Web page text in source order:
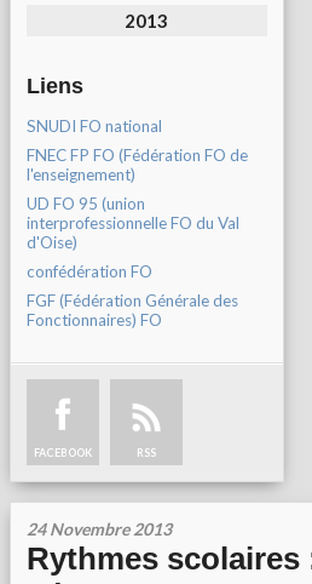
2013
Liens
SNUDI FO national
FNEC FP FO (Fédération FO de
l'enseignement)
UD FO 95 (union
interprofessionnelle FO du Val
d'Oise)
confédération FO
FGF (Fédération Générale des
Fonctionnaires) FO
FACEBOOK RSS
24 Novembre 2013
Rythmes